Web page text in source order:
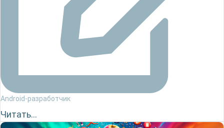
Android-разработчик
Читать...